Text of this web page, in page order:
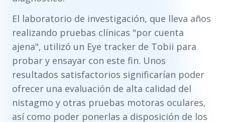
El laboratorio de investigación, que lleva años
realizando pruebas clínicas "por cuenta
ajena", utilizó un Eye tracker de Tobii para
probar y ensayar con este fin. Unos
resultados satisfactorios significarían poder
ofrecer una evaluación de alta calidad del
nistagmo y otras pruebas motoras oculares,
así como poder ponerlas a disposición de los